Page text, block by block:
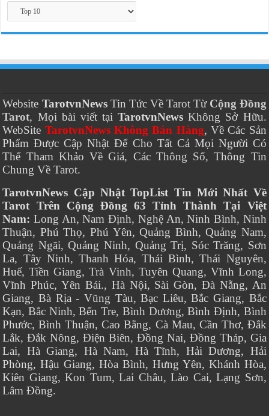
Website TarotvnNewsTin Tức Về Tarot Từ Cộng Đồng
Tarot, Mọi bài viết tạiTarotvnNews Không Sở Hữu.
WebSite TarotvnNews Không Bán Hàng, Về Các Sản
Phẩm Được Cập Nhật Để Cho Tất Cả Mọi Người Có
Thể Tham Khảo Về Giá, Các Thông Số, Thông Tin
Chung Về Tarot.
TarotvnNews Cập Nhật TopList Tin Mới Nhất Về
Tarot Trên Cộng Đồng 63 Tỉnh Thành Tại Việt
Nam: Long An, Nam Định, Nghệ An, Ninh Bình, Ninh
Thuận, Phú Thọ, Phú Yên, Quảng Bình, Quảng Nam,
Quảng Ngãi, Quảng Ninh, Quảng Trị, Sóc Trăng, Sơn
La, Tây Ninh, Thanh Hóa, Thái Bình, Thái Nguyên,
Huế, Tiền Giang, Trà Vinh, Tuyên Quang, Vĩnh Long,
Vĩnh Phúc, Yên Bái., Hà Nội, Sài Gòn, Đà Nẵng, An
Giang, Bà Rịa - Vũng Tàu, Bạc Liêu, Bắc Giang, Bắc
Kạn, Bắc Ninh, Bến Tre, Bình Dương, Bình Định, Bình
Phước, Bình Thuận, Cao Bằng, Cà Mau, Cần Thơ, Đắk
Lắk, Đắk Nông, Điện Biên, Đồng Nai, Đồng Tháp, Gia
Lai, Hà Giang, Hà Nam, Hà Tĩnh, Hải Dương, Hải
Phòng, Hậu Giang, Hòa Bình, Hưng Yên, Khánh Hòa,
Kiên Giang, Kon Tum, Lai Châu, Lào Cai, Lạng Sơn,
Lâm Đồng.